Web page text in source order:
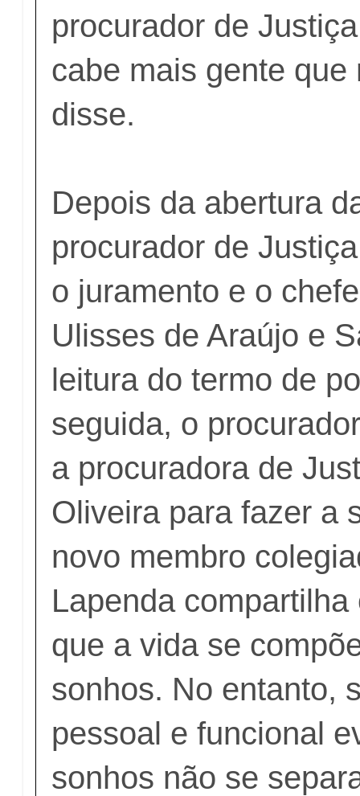
procurador de
cabe mais gente que
disse.
Depois da abertura
procurador de
o juramento e o
Ulisses de Araújo e
leitura do termo de
seguida, o
a procuradora de
Oliveira para fazer a
novo membro
Lapenda
que a vida se
sonhos. No entanto,
pessoal e funcional
sonhos não se